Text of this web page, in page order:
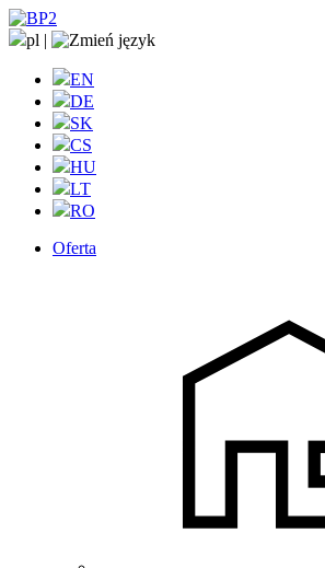
pl |
EN
DE
SK
CS
HU
LT
RO
Oferta